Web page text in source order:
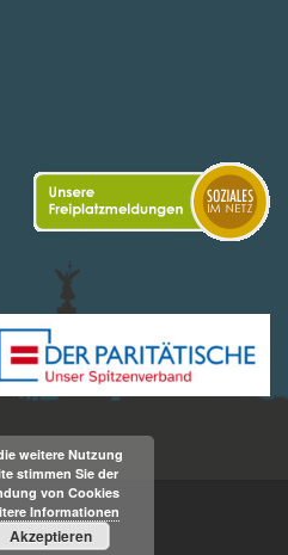
weitere Nutzung
stimmen Sie der
von Cookies
Informationen
Akzeptieren